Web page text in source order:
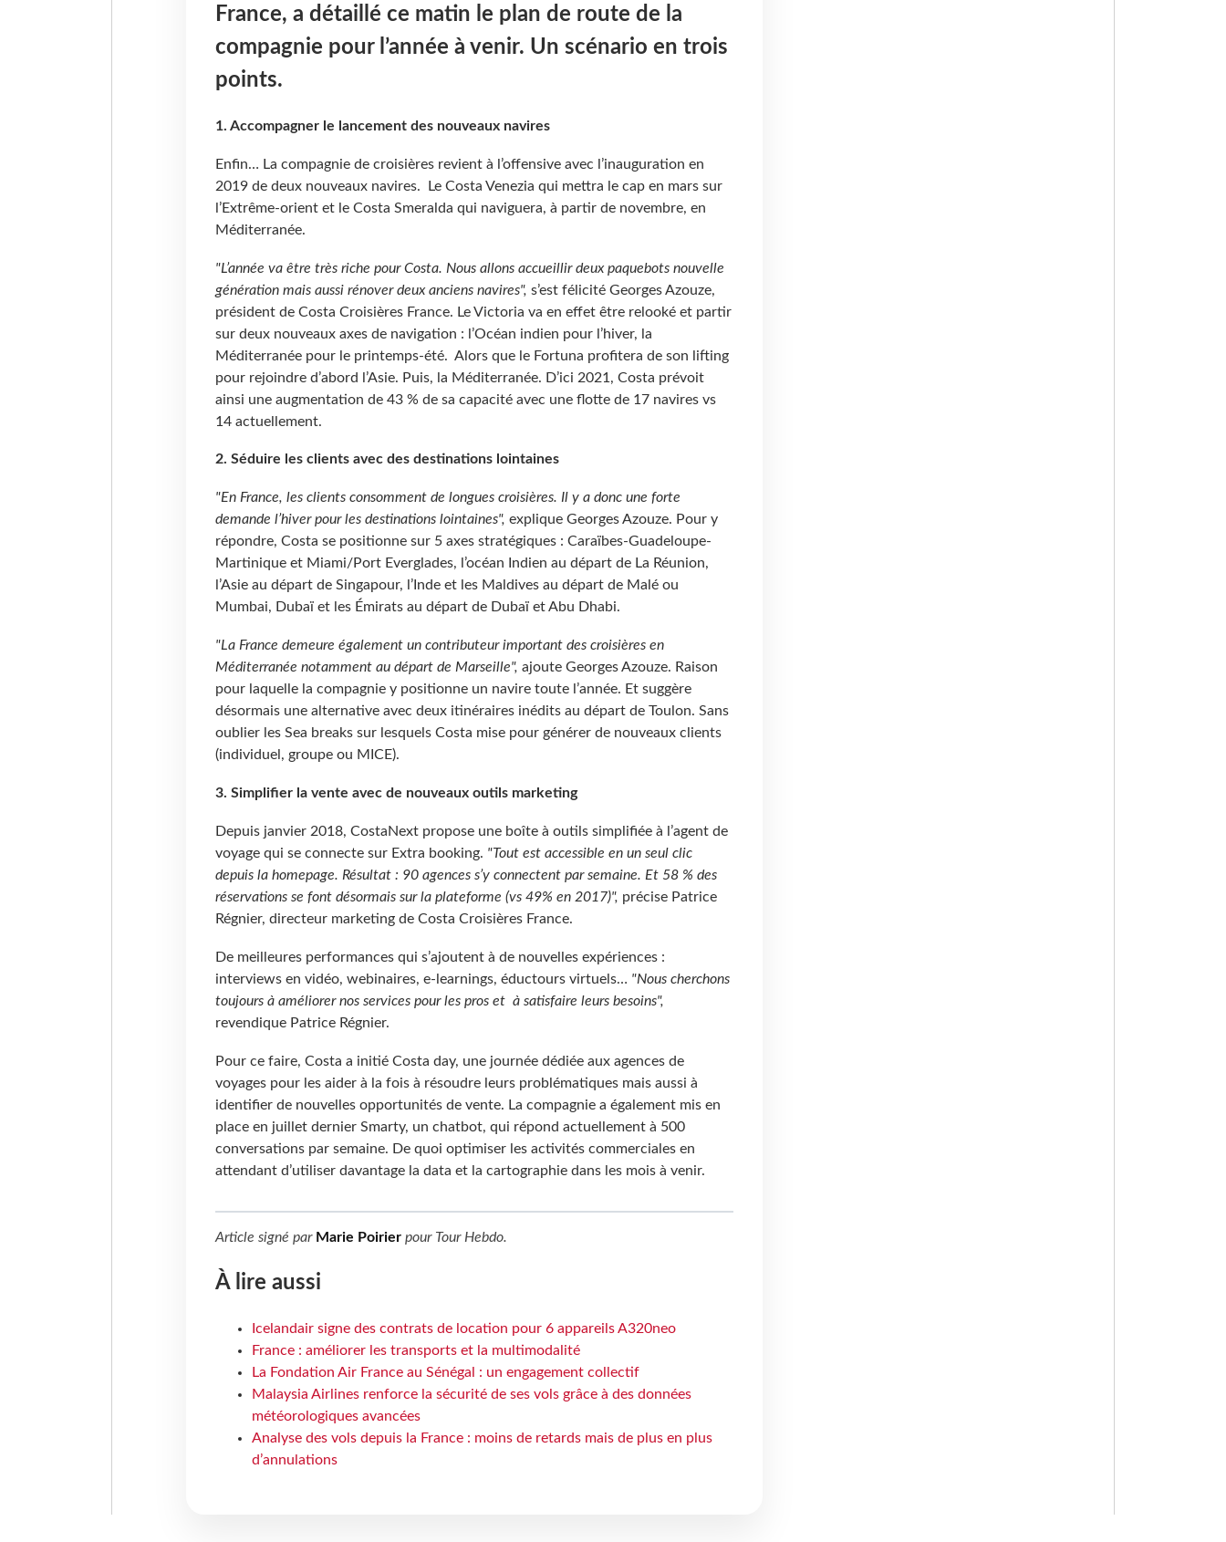
France, a détaillé ce matin le plan de route de la
compagnie pour l’année à venir. Un scénario en trois
points.
1. Accompagner le lancement des nouveaux navires
Enfin… La compagnie de croisières revient à l’offensive avec l’inauguration en
2019 de deux nouveaux navires. Le Costa Venezia qui mettra le cap en mars sur
l’Extrême-orient et le Costa Smeralda qui naviguera, à partir de novembre, en
Méditerranée.
"L’année va être très riche pour Costa. Nous allons accueillir deux paquebots nouvelle
génération mais aussi rénover deux anciens navires", s’est félicité Georges Azouze,
président de Costa Croisières France. Le Victoria va en effet être relooké et partir
sur deux nouveaux axes de navigation : l’Océan indien pour l’hiver, la
Méditerranée pour le printemps-été. Alors que le Fortuna profitera de son lifting
pour rejoindre d’abord l’Asie. Puis, la Méditerranée. D’ici 2021, Costa prévoit
ainsi une augmentation de 43 % de sa capacité avec une flotte de 17 navires vs
14 actuellement.
2. Séduire les clients avec des destinations lointaines
"En France, les clients consomment de longues croisières. Il y a donc une forte
demande l’hiver pour les destinations lointaines", explique Georges Azouze. Pour y
répondre, Costa se positionne sur 5 axes stratégiques : Caraïbes-Guadeloupe-
Martinique et Miami/Port Everglades, l’océan Indien au départ de La Réunion,
l’Asie au départ de Singapour, l’Inde et les Maldives au départ de Malé ou
Mumbai, Dubaï et les Émirats au départ de Dubaï et Abu Dhabi.
"La France demeure également un contributeur important des croisières en
Méditerranée notamment au départ de Marseille", ajoute Georges Azouze. Raison
pour laquelle la compagnie y positionne un navire toute l’année. Et suggère
désormais une alternative avec deux itinéraires inédits au départ de Toulon. Sans
oublier les Sea breaks sur lesquels Costa mise pour générer de nouveaux clients
(individuel, groupe ou MICE).
3. Simplifier la vente avec de nouveaux outils marketing
Depuis janvier 2018, CostaNext propose une boîte à outils simplifiée à l’agent de
voyage qui se connecte sur Extra booking. "Tout est accessible en un seul clic
depuis la homepage. Résultat : 90 agences s’y connectent par semaine. Et 58 % des
réservations se font désormais sur la plateforme (vs 49% en 2017)", précise Patrice
Régnier, directeur marketing de Costa Croisières France.
De meilleures performances qui s’ajoutent à de nouvelles expériences :
interviews en vidéo, webinaires, e-learnings, éductours virtuels… "Nous cherchons
toujours à améliorer nos services pour les pros et à satisfaire leurs besoins",
revendique Patrice Régnier.
Pour ce faire, Costa a initié Costa day, une journée dédiée aux agences de
voyages pour les aider à la fois à résoudre leurs problématiques mais aussi à
identifier de nouvelles opportunités de vente. La compagnie a également mis en
place en juillet dernier Smarty, un chatbot, qui répond actuellement à 500
conversations par semaine. De quoi optimiser les activités commerciales en
attendant d’utiliser davantage la data et la cartographie dans les mois à venir.
Article signé par Marie Poirierpour Tour Hebdo.
À lire aussi
Icelandair signe des contrats de location pour 6 appareils A320neo
France : améliorer les transports et la multimodalité
La Fondation Air France au Sénégal : un engagement collectif
Malaysia Airlines renforce la sécurité de ses vols grâce à des données
météorologiques avancées
Analyse des vols depuis la France : moins de retards mais de plus en plus
d’annulations